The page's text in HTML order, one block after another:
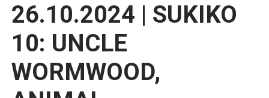
26.10.2024 | SUKIKO
10: UNCLE
WORMWOOD,